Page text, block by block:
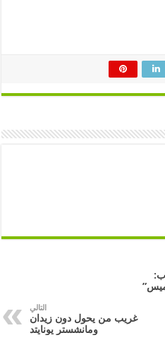
التالي
غريب من يحول دون زيدان
ومانشستر يونايتد